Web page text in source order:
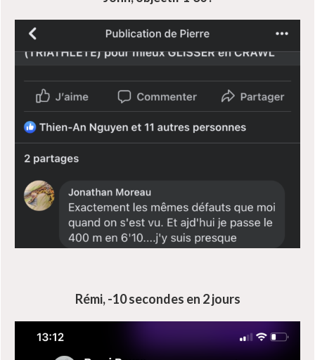
Rémi, -10 secondes en 2 jours